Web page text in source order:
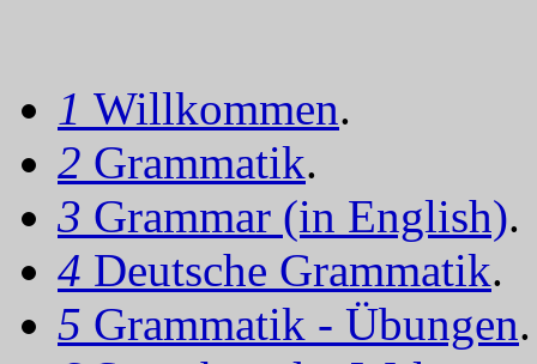
1 Willkommen.
2 Grammatik.
3 Grammar (in English).
4 Deutsche Grammatik.
5 Grammatik - Übungen.